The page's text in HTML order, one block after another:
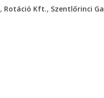
, Rotáció Kft., Szentlőrinci